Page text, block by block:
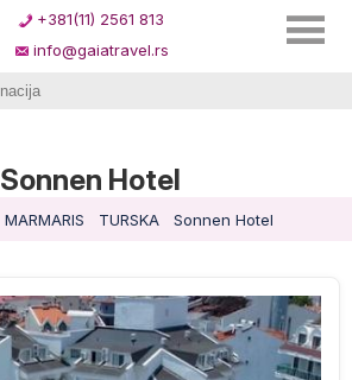
+381(11) 2561 813
info@gaiatravel.rs
Sonnen Hotel
MARMARIS TURSKA Sonnen Hotel